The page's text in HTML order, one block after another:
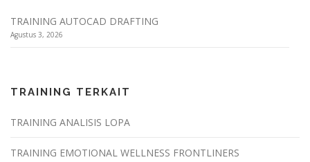
TRAINING AUTOCAD DRAFTING
Agustus 3, 2026
TRAINING TERKAIT
TRAINING ANALISIS LOPA
TRAINING EMOTIONAL WELLNESS FRONTLINERS